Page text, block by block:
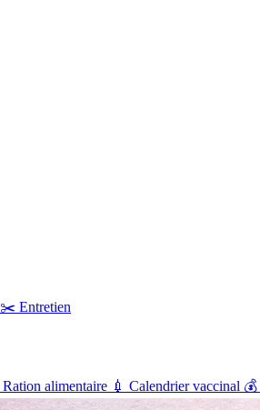
✂️ Entretien
Ration alimentaire 💉 Calendrier vaccinal 💰